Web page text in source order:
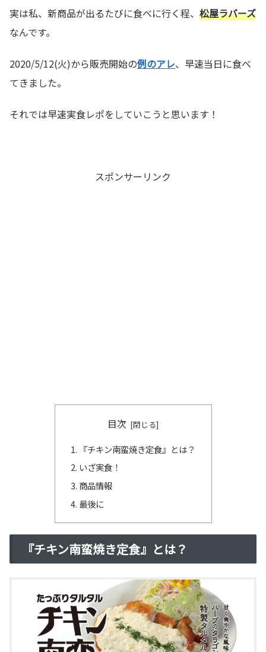
実は私、新商品が出るたびに食べに行く程、 松屋ラバーズ
なんです。
2020/5/12(火)から販売開始の例のアレ、早速当日に食べ
てきました。
それでは早速実食レポをしていこうと思います！
スポンサーリンク
目次
『チキン南蛮焼き定食』とは？
いざ実食！
商品情報
最後に
『チキン南蛮焼き定食』とは？